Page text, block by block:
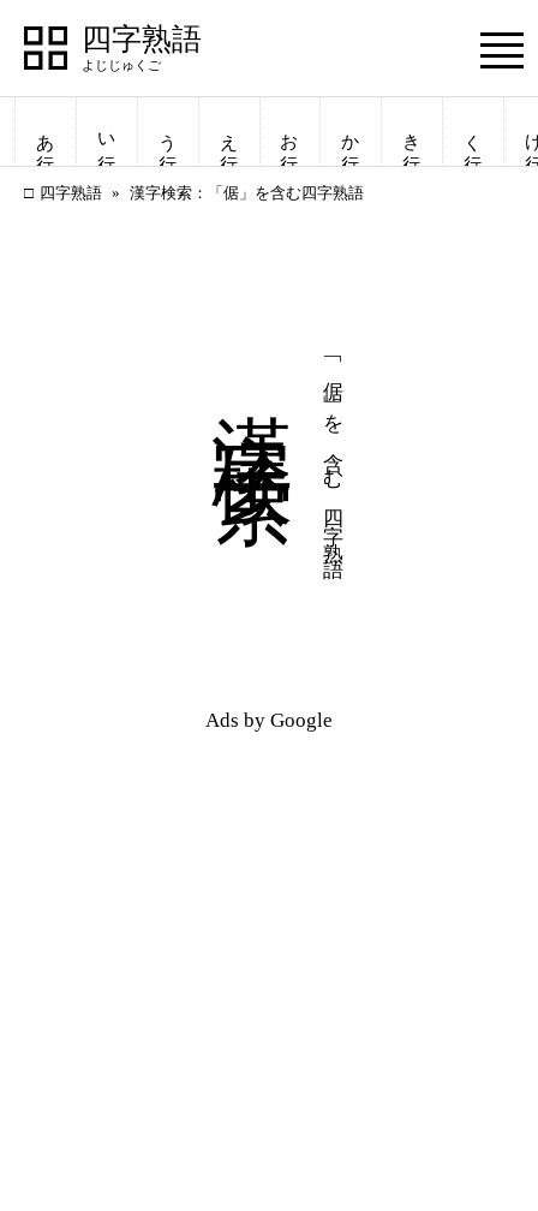
四字熟語
四字熟語
一覧表示
漢字検索
Menu
あ行 い行 う行 え行 お行 か行 き行 く行
四字熟語 漢字検索：「倨」を含む四字熟語
「倨」を含む四字熟語
Ads by Google
四字熟語
一覧表示
漢字検索